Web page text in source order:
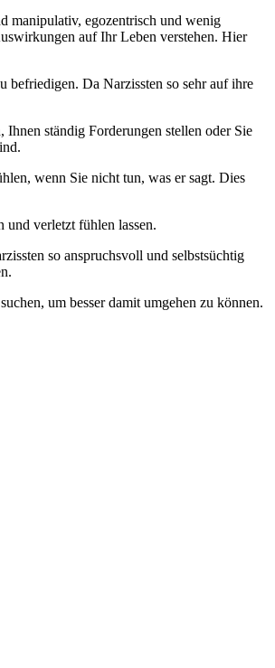
manipulativ, egozentrisch und wenig
auf Ihr Leben verstehen. Hier
befriedigen. Da Narzissten so sehr auf ihre
ständig Forderungen stellen oder Sie
wenn Sie nicht tun, was er sagt. Dies
und verletzt fühlen lassen.
so anspruchsvoll und selbstsüchtig
um besser damit umgehen zu können.